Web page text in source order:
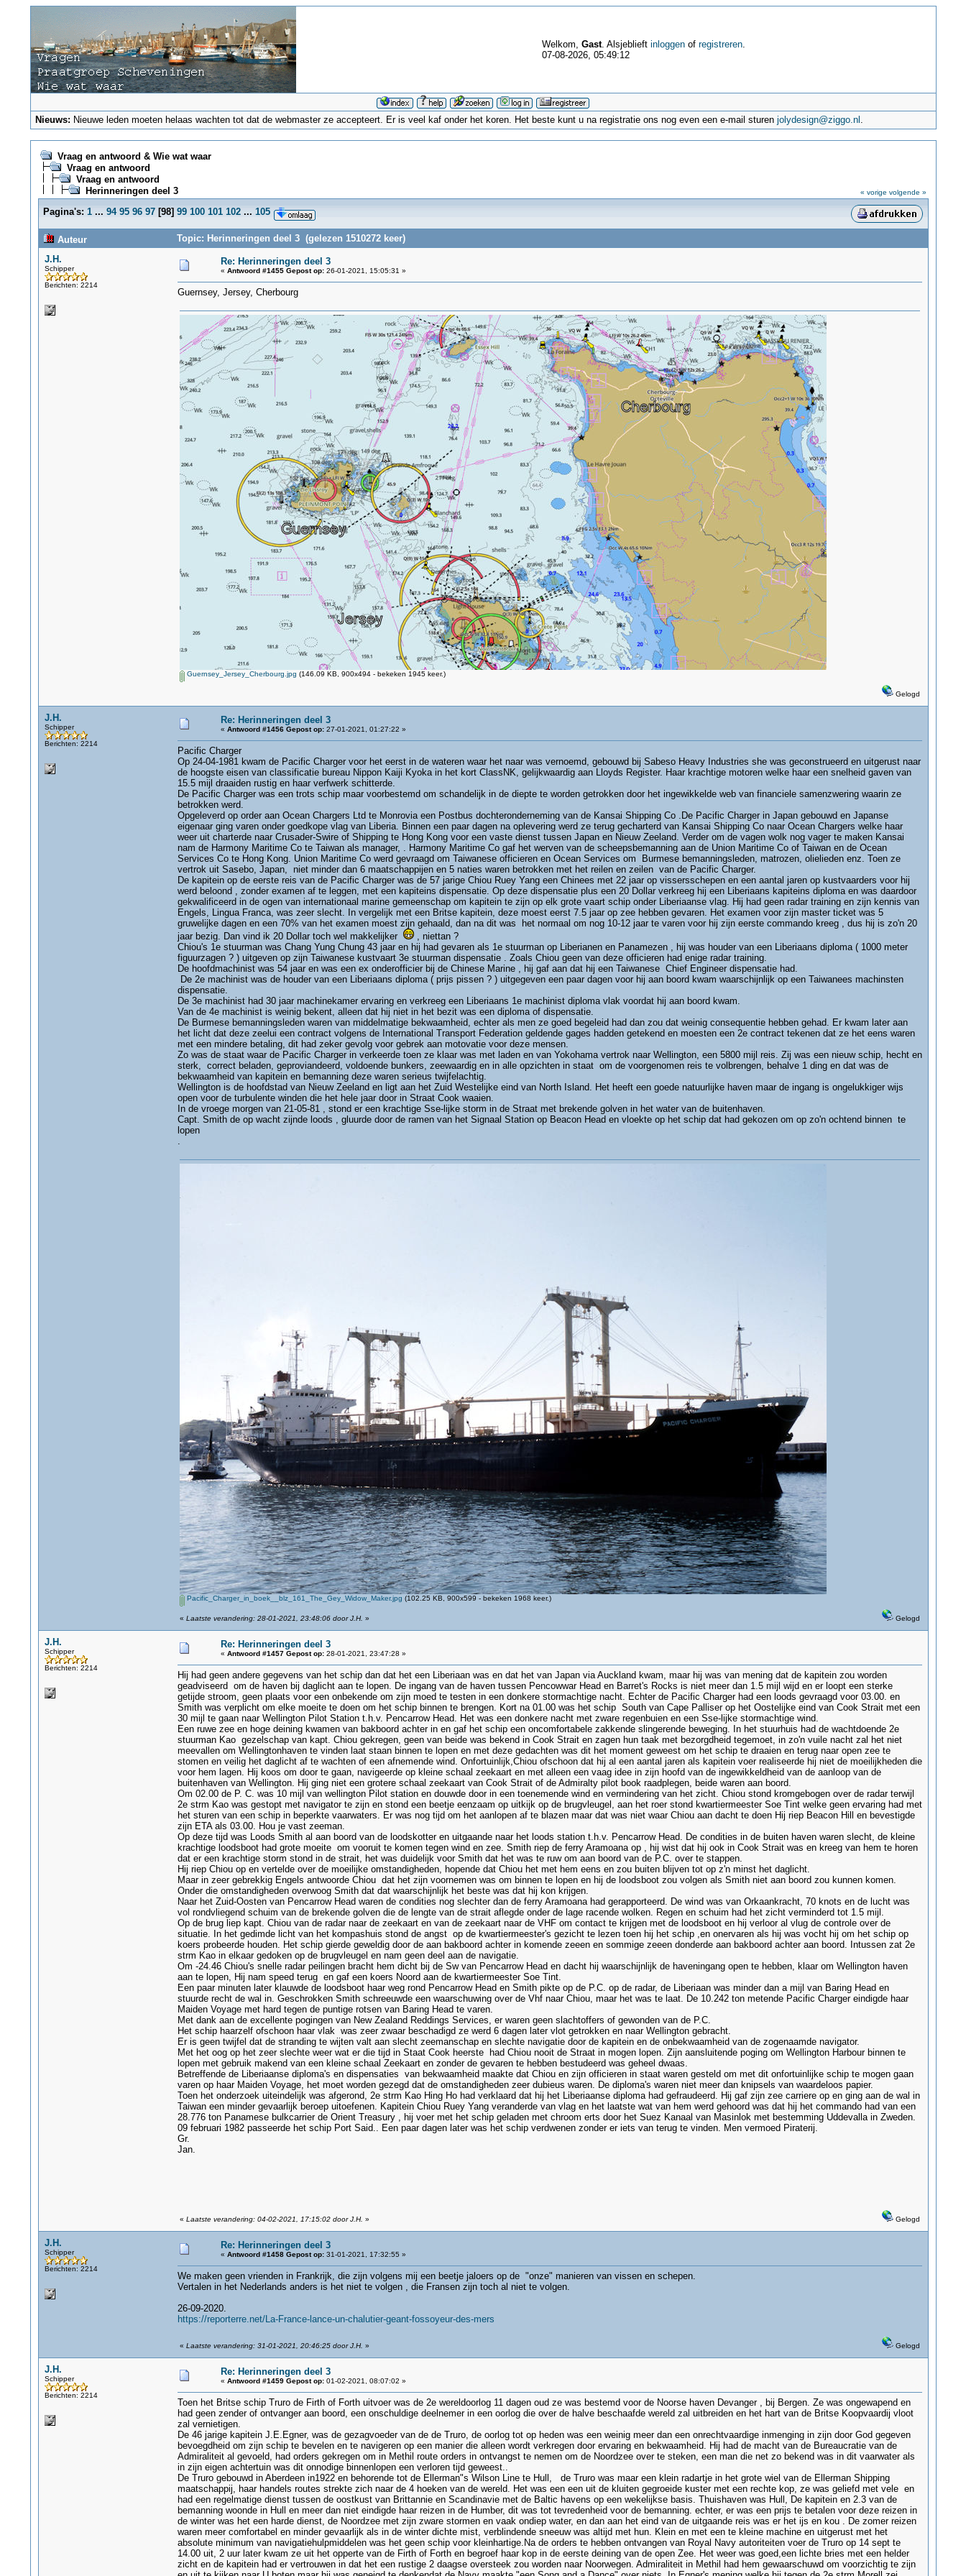
Welkom, Gast. Alsjeblieft inloggenof registreren.
07-08-2026, 05:49:12
Nieuws: Nieuwe leden moeten helaas wachten tot dat de webmaster ze accepteert. Er is veel kaf onder het koren. Het beste kunt u na registratie ons nog even een e-mail sturenjolydesign@ziggo.nl .
Vraag en antwoord & Wie wat waar
Vraag en antwoord
Vraag en antwoord
Herinneringen deel 3
« vorige volgende »
Pagina's: 1 ... 94 95 96 97[98] 99 100 101 102 ... 105
Auteur
Topic: Herinneringen deel 3 (gelezen 1510272 keer)
J.H.
Schipper
Berichten: 2214
Re: Herinneringen deel 3
« Antwoord #1455 Gepost op:26-01-2021, 15:05:31 »
Guernsey, Jersey, Cherbourg
Guernsey_Jersey_Cherbourg.jpg (146.09 KB, 900x494 - bekeken 1945 keer.)
Gelogd
J.H.
Schipper
Berichten: 2214
Re: Herinneringen deel 3
« Antwoord #1456 Gepost op:27-01-2021, 01:27:22 »
Pacific Charger
Op 24-04-1981 kwam de Pacific Charger voor het eerst in de wateren waar het naar was vernoemd, gebouwd bij Sabeso Heavy Industries she was geconstrueerd en uitgerust naar
de hoogste eisen van classificatie bureau Nippon Kaiji Kyoka in het kort ClassNK, gelijkwaardig aan Lloyds Register. Haar krachtige motoren welke haar een snelheid gaven van
15.5 mijl draaiden rustig en haar verfwerk schitterde.
De Pacific Charger was een trots schip maar voorbestemd om schandelijk in de diepte te worden getrokken door het ingewikkelde web van financiele samenzwering waarin ze
betrokken werd.
Opgeleverd op order aan Ocean Chargers Ltd te Monrovia een Postbus dochteronderneming van de Kansai Shipping Co .De Pacific Charger in Japan gebouwd en Japanse
eigenaar ging varen onder goedkope vlag van Liberia. Binnen een paar dagen na oplevering werd ze terug gecharterd van Kansai Shipping Co naar Ocean Chargers welke haar
weer uit charterde naar Crusader-Swire of Shipping te Hong Kong voor een vaste dienst tussen Japan en Nieuw Zeeland. Verder om de vagen wolk nog vager te maken Kansai
nam de Harmony Maritime Co te Taiwan als manager, . Harmony Maritime Co gaf het werven van de scheepsbemanning aan de Union Maritime Co of Taiwan en de Ocean
Services Co te Hong Kong. Union Maritime Co werd gevraagd om Taiwanese officieren en Ocean Services om Burmese bemanningsleden, matrozen, olielieden enz. Toen ze
vertrok uit Sasebo, Japan, niet minder dan 6 maatschappijen en 5 naties waren betrokken met het reilen en zeilen van de Pacific Charger.
De kapitein op de eerste reis van de Pacific Charger was de 57 jarige Chiou Ruey Yang een Chinees met 22 jaar op vissersschepen en een aantal jaren op kustvaarders voor hij
werd beloond , zonder examen af te leggen, met een kapiteins dispensatie. Op deze dispensatie plus een 20 Dollar verkreeg hij een Liberiaans kapiteins diploma en was daardoor
gekwalificeerd in de ogen van internationaal marine gemeenschap om kapitein te zijn op elk grote vaart schip onder Liberiaanse vlag. Hij had geen radar training en zijn kennis van
Engels, Lingua Franca, was zeer slecht. In vergelijk met een Britse kapitein, deze moest eerst 7.5 jaar op zee hebben gevaren. Het examen voor zijn master ticket was 5
gruwelijke dagen en een 70% van het examen moest zijn gehaald, dan na dit was het normaal om nog 10-12 jaar te varen voor hij zijn eerste commando kreeg , dus hij is zo'n 20
jaar bezig. Dan vind ik 20 Dollar toch wel makkelijker
, niettan ?
Chiou's 1e stuurman was Chang Yung Chung 43 jaar en hij had gevaren als 1e stuurman op Liberianen en Panamezen , hij was houder van een Liberiaans diploma ( 1000 meter
figuurzagen ? ) uitgeven op zijn Taiwanese kustvaart 3e stuurman dispensatie . Zoals Chiou geen van deze officieren had enige radar training.
De hoofdmachinist was 54 jaar en was een ex onderofficier bij de Chinese Marine , hij gaf aan dat hij een Taiwanese Chief Engineer dispensatie had.
De 2e machinist was de houder van een Liberiaans diploma ( prijs pissen ? ) uitgegeven een paar dagen voor hij aan boord kwam waarschijnlijk op een Taiwanees machinsten
dispensatie.
De 3e machinist had 30 jaar machinekamer ervaring en verkreeg een Liberiaans 1e machinist diploma vlak voordat hij aan boord kwam.
Van de 4e machinist is weinig bekent, alleen dat hij niet in het bezit was een diploma of dispensatie.
De Burmese bemanningsleden waren van middelmatige bekwaamheid, echter als men ze goed begeleid had dan zou dat weinig consequentie hebben gehad. Er kwam later aan
het licht dat deze zeelui een contract volgens de International Transport Federation geldende gages hadden getekend en moesten een 2e contract tekenen dat ze het eens waren
met een mindere betaling, dit had zeker gevolg voor gebrek aan motovatie voor deze mensen.
Zo was de staat waar de Pacific Charger in verkeerde toen ze klaar was met laden en van Yokohama vertrok naar Wellington, een 5800 mijl reis. Zij was een nieuw schip, hecht en
sterk, correct beladen, geproviandeerd, voldoende bunkers, zeewaardig en in alle opzichten in staat om de voorgenomen reis te volbrengen, behalve 1 ding en dat was de
bekwaamheid van kapitein en bemanning deze waren serieus twijfelachtig.
Wellington is de hoofdstad van Nieuw Zeeland en ligt aan het Zuid Westelijke eind van North Island. Het heeft een goede natuurlijke haven maar de ingang is ongelukkiger wijs
open voor de turbulente winden die het hele jaar door in Straat Cook waaien.
In de vroege morgen van 21-05-81 , stond er een krachtige Sse-lijke storm in de Straat met brekende golven in het water van de buitenhaven.
Capt. Smith de op wacht zijnde loods , gluurde door de ramen van het Signaal Station op Beacon Head en vloekte op het schip dat had gekozen om op zo'n ochtend binnen te
lopen
.
Pacific_Charger_in_boek__blz_161_The_Gey_Widow_Maker.jpg (102.25 KB, 900x599 - bekeken 1968 keer.)
« Laatste verandering: 28-01-2021, 23:48:06 door J.H. » Gelogd
J.H.
Schipper
Berichten: 2214
Re: Herinneringen deel 3
« Antwoord #1457 Gepost op:28-01-2021, 23:47:28 »
Hij had geen andere gegevens van het schip dan dat het een Liberiaan was en dat het van Japan via Auckland kwam, maar hij was van mening dat de kapitein zou worden
geadviseerd om de haven bij daglicht aan te lopen. De ingang van de haven tussen Pencowwar Head en Barret's Rocks is niet meer dan 1.5 mijl wijd en er loopt een sterke
getijde stroom, geen plaats voor een onbekende om zijn moed te testen in een donkere stormachtige nacht. Echter de Pacific Charger had een loods gevraagd voor 03.00. en
Smith was verplicht om elke moeite te doen om het schip binnen te brengen. Kort na 01.00 was het schip South van Cape Palliser op het Oostelijke eind van Cook Strait met een
30 mijl te gaan naar Wellington Pilot Station t.h.v. Pencarrow Head. Het was een donkere nacht met zware regenbuien en een Sse-lijke stormachtige wind.
Een ruwe zee en hoge deining kwamen van bakboord achter in en gaf het schip een oncomfortabele zakkende slingerende beweging. In het stuurhuis had de wachtdoende 2e
stuurman Kao gezelschap van kapt. Chiou gekregen, geen van beide was bekend in Cook Strait en zagen hun taak met bezorgdheid tegemoet, in zo'n vuile nacht zal het niet
meevallen om Wellingtonhaven te vinden laat staan binnen te lopen en met deze gedachten was dit het moment geweest om het schip te draaien en terug naar open zee te
stomen en veilig het daglicht af te wachten of een afnemende wind. Onfortuinlijk,Chiou ofschoon dat hij al een aantal jaren als kapitein voer realiseerde hij niet de moeilijkheden die
voor hem lagen. Hij koos om door te gaan, navigeerde op kleine schaal zeekaart en met alleen een vaag idee in zijn hoofd van de ingewikkeldheid van de aanloop van de
buitenhaven van Wellington. Hij ging niet een grotere schaal zeekaart van Cook Strait of de Admiralty pilot book raadplegen, beide waren aan boord.
Om 02.00 de P. C. was 10 mijl van wellington Pilot station en douwde door in een toenemende wind en vermindering van het zicht. Chiou stond kromgebogen over de radar terwijl
2e strm Kao was gestopt met navigator te zijn en stond een beetje eenzaam op uitkijk op de brugvleugel, aan het roer stond kwartiermeester Soe Tint welke geen ervaring had met
het sturen van een schip in beperkte vaarwaters. Er was nog tijd om het aanlopen af te blazen maar dat was niet waar Chiou aan dacht te doen Hij riep Beacon Hill en bevestigde
zijn ETA als 03.00. Hou je vast zeeman.
Op deze tijd was Loods Smith al aan boord van de loodskotter en uitgaande naar het loods station t.h.v. Pencarrow Head. De condities in de buiten haven waren slecht, de kleine
krachtige loodsboot had grote moeite om vooruit te komen tegen wind en zee. Smith riep de ferry Aramoana op , hij wist dat hij ook in Cook Strait was en kreeg van hem te horen
dat er een krachtige storm stond in de strait, het was duidelijk voor Smith dat het was te ruw om aan boord van de P.C. over te stappen.
Hij riep Chiou op en vertelde over de moeilijke omstandigheden, hopende dat Chiou het met hem eens en zou buiten blijven tot op z'n minst het daglicht.
Maar in zeer gebrekkig Engels antwoorde Chiou dat het zijn voornemen was om binnen te lopen en hij de loodsboot zou volgen als Smith niet aan boord zou kunnen komen.
Onder die omstandigheden overwoog Smith dat dat waarschijnlijk het beste was dat hij kon krijgen.
Naar het Zuid-Oosten van Pencarrow Head waren de condities nog slechter dan de ferry Aramoana had gerapporteerd. De wind was van Orkaankracht, 70 knots en de lucht was
vol rondvliegend schuim van de brekende golven die de lengte van de strait aflegde onder de lage racende wolken. Regen en schuim had het zicht verminderd tot 1.5 mijl.
Op de brug liep kapt. Chiou van de radar naar de zeekaart en van de zeekaart naar de VHF om contact te krijgen met de loodsboot en hij verloor al vlug de controle over de
situatie. In het gedimde licht van het kompashuis stond de angst op de kwartiermeester's gezicht te lezen toen hij het schip ,en onervaren als hij was vocht hij om het schip op
koers probeerde houden. Het schip gierde geweldig door de aan bakboord achter in komende zeeen en sommige zeeen donderde aan bakboord achter aan boord. Intussen zat 2e
strm Kao in elkaar gedoken op de brugvleugel en nam geen deel aan de navigatie.
Om -24.46 Chiou's snelle radar peilingen bracht hem dicht bij de Sw van Pencarrow Head en dacht hij waarschijnlijk de haveningang open te hebben, klaar om Wellington haven
aan te lopen, Hij nam speed terug en gaf een koers Noord aan de kwartiermeester Soe Tint.
Een paar minuten later klauwde de loodsboot haar weg rond Pencarrow Head en Smith pikte op de P.C. op de radar, de Liberiaan was minder dan a mijl van Baring Head en
stuurde recht de wal in. Geschrokken Smith schreeuwde een waarschuwing over de Vhf naar Chiou, maar het was te laat. De 10.242 ton metende Pacific Charger eindigde haar
Maiden Voyage met hard tegen de puntige rotsen van Baring Head te varen.
Met dank aan de excellente pogingen van New Zealand Reddings Services, er waren geen slachtoffers of gewonden van de P.C.
Het schip haarzelf ofschoon haar vlak was zeer zwaar beschadigd ze werd 6 dagen later vlot getrokken en naar Wellington gebracht.
Er is geen twijfel dat de stranding te wijten valt aan slecht zeemanschap en slechte navigatie door de kapitein en de onbekwaamheid van de zogenaamde navigator.
Met het oog op het zeer slechte weer wat er die tijd in Staat Cook heerste had Chiou nooit de Straat in mogen lopen. Zijn aansluitende poging om Wellington Harbour binnen te
lopen met gebruik makend van een kleine schaal Zeekaart en zonder de gevaren te hebben bestudeerd was geheel dwaas.
Betreffende de Liberiaanse diploma's en dispensaties van bekwaamheid maakte dat Chiou en zijn officieren in staat waren gesteld om met dit onfortuinlijke schip te mogen gaan
varen op haar Maiden Voyage, het moet worden gezegd dat de omstandigheden zeer dubieus waren. De diploma's waren niet meer dan knipsels van waardeloos papier.
Toen het onderzoek uiteindelijk was afgerond, 2e strm Kao Hing Ho had verklaard dat hij het Liberiaanse diploma had gefraudeerd. Hij gaf zijn zee carriere op en ging aan de wal in
Taiwan een minder gevaarlijk beroep uitoefenen. Kapitein Chiou Ruey Yang veranderde van vlag en het laatste wat van hem werd gehoord was dat hij het commando had van een
28.776 ton Panamese bulkcarrier de Orient Treasury , hij voer met het schip geladen met chroom erts door het Suez Kanaal van Masinlok met bestemming Uddevalla in Zweden.
09 februari 1982 passeerde het schip Port Said.. Een paar dagen later was het schip verdwenen zonder er iets van terug te vinden. Men vermoed Piraterij.
Gr.
Jan.
« Laatste verandering: 04-02-2021, 17:15:02 door J.H. » Gelogd
J.H.
Schipper
Berichten: 2214
Re: Herinneringen deel 3
« Antwoord #1458 Gepost op:31-01-2021, 17:32:55 »
We maken geen vrienden in Frankrijk, die zijn volgens mij een beetje jaloers op de "onze" manieren van vissen en schepen.
Vertalen in het Nederlands anders is het niet te volgen , die Fransen zijn toch al niet te volgen.
26-09-2020.
https://reporterre.net/La-France-lance-un-chalutier-geant-fossoyeur-des-mers
« Laatste verandering: 31-01-2021, 20:46:25 door J.H. » Gelogd
J.H.
Schipper
Berichten: 2214
Re: Herinneringen deel 3
« Antwoord #1459 Gepost op:01-02-2021, 08:07:02 »
Toen het Britse schip Truro de Firth of Forth uitvoer was de 2e wereldoorlog 11 dagen oud ze was bestemd voor de Noorse haven Devanger , bij Bergen. Ze was ongewapend en
had geen zender of ontvanger aan boord, een onschuldige deelnemer in een oorlog die over de halve beschaafde wereld zal uitbreiden en het hart van de Britse Koopvaardij vloot
zal vernietigen.
De 46 jarige kapitein J.E.Egner, was de gezagvoeder van de de Truro, de oorlog tot op heden was een weinig meer dan een onrechtvaardige inmenging in zijn door God gegeven
bevoegdheid om zijn schip te bevelen en te navigeren op een manier die alleen wordt verkregen door ervaring en bekwaamheid. Hij had de macht van de Bureaucratie van de
Admiraliteit al gevoeld, had orders gekregen om in Methil route orders in ontvangst te nemen om de Noordzee over te steken, een man die net zo bekend was in dit vaarwater als
in zijn eigen achtertuin was dit onnodige binnenlopen een verloren tijd geweest..
De Truro gebouwd in Aberdeen in1922 en behorende tot de Ellerman"s Wilson Line te Hull, de Truro was maar een klein radartje in het grote wiel van de Ellerman Shipping
maatschappij, haar handels routes strekte zich naar de 4 hoeken van de wereld. Het was een een uit de kluiten gegroeide kuster met een rechte kop, ze was geliefd met vele en
had een regelmatige dienst tussen de oostkust van Brittannie en Scandinavie met de Baltic havens op een wekelijkse basis. Thuishaven was Hull, De kapitein en 2.3 van de
bemanning woonde in Hull en meer dan niet eindigde haar reizen in de Humber, dit was tot tevredenheid voor de bemanning. echter, er was een prijs te betalen voor deze reizen in
de winter was het een harde dienst, de Noordzee met zijn zware stormen en vaak ondiep water, en dan aan het eind van de uitgaande reis was er het ijs en kou . De zomer reizen
waren meer comfortabel en minder gevaarlijk als in de winter dichte mist, verblindende sneeuw was altijd met hun. Klein en met een te kleine machine en uitgerust met het
absolute minimum van navigatiehulpmiddelen was het geen schip voor kleinhartige.Na de orders te hebben ontvangen van Royal Navy autoriteiten voer de Truro op 14 sept te
14.00 uit, 2 uur later kwam ze uit het opperte van de Firth of Forth en begroef haar kop in de eerste deining van de open Zee. Het weer was goed,een lichte bries met een helder
zicht en de kapitein had er vertrouwen in dat het een rustige 2 daagse oversteek zou worden naar Noorwegen. Admiraliteit in Methil had hem gewaarschuwd om voorzichtig te zijn